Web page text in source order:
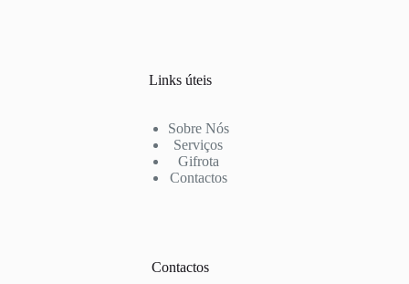
Links úteis
Sobre Nós
Serviços
Gifrota
Contactos
Contactos